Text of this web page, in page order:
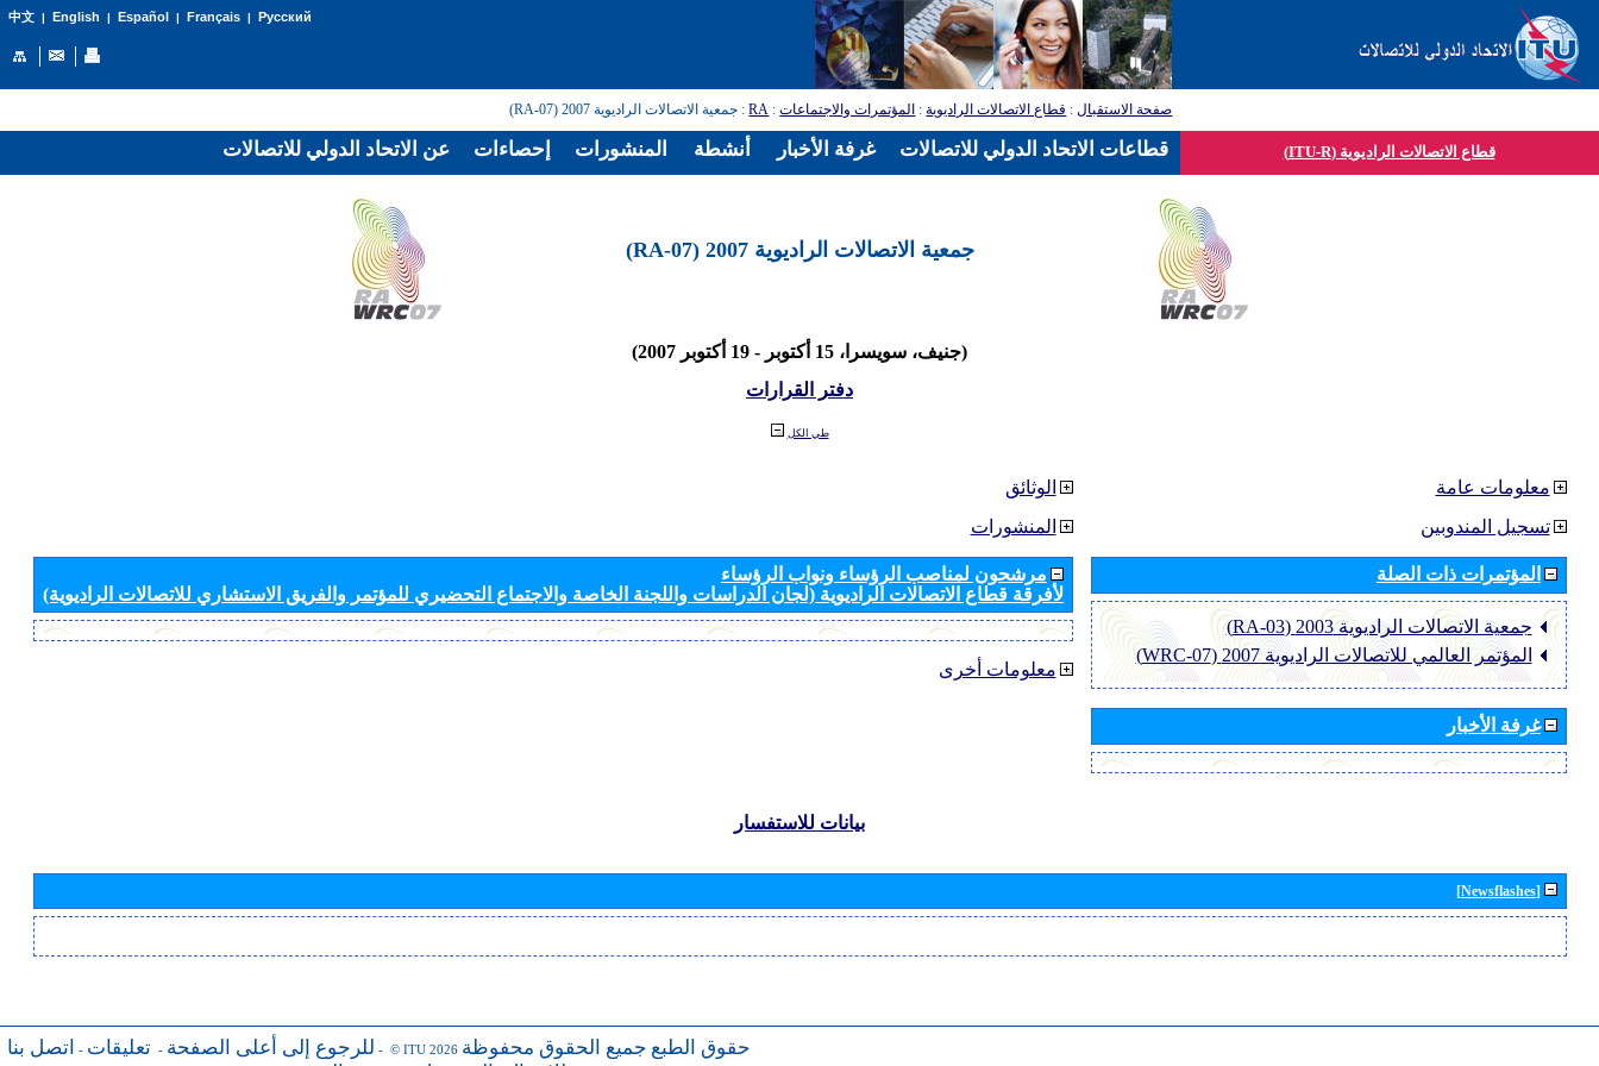
中文| English | Español | Français| Русский
صفحة الاستقبال: قطاع الاتصالات الراديوية: المؤتمرات والاجتماعات:
RA: جمعية الاتصالات الراديوية 2007 (RA-07)
قطاع الاتصالات الراديوية (ITU-R)
جمعية الاتصالات الراديوية 2007 (RA-07)
(جنيف، سويسرا، 15 أكتوبر - 19 أكتوبر 2007)
دفتر القرارات
طي الكل
الوثائق
المنشورات
مرشحون لمناصب الرؤساء ونواب الرؤساء
لأفرقة قطاع الاتصالات الراديوية (لجان الدراسات واللجنة الخاصة والاجتماع التحضيري للمؤتمر والفريق الاستشاري للاتصالات الراديوية)
معلومات أخرى
معلومات عامة
تسجيل المندوبين
المؤتمرات ذات الصلة
جمعية الاتصالات الراديوية 2003 (RA-03)
المؤتمر العالمي للاتصالات الراديوية 2007 (WRC-07)
غرفة الأخبار
بيانات للاستفسار
[Newsflashes]
للرجوع إلى أعلى الصفحة - تعليقات - اتصل بنا - © ITU 2026 حقوق الطبع جميع الحقوق محفوظة
عن الاتحاد الدولي للاتصالات إحصاءات المنشورات أنشطة غرفة الأخبار قطاعات الاتحاد الدولي للاتصالات